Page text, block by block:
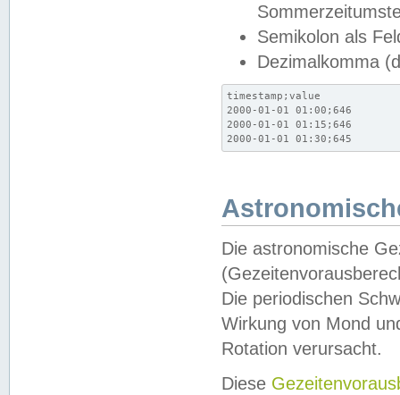
Semikolon als
Dezimalkomma
timestamp;value
2000-01-01 01:00;646
2000-01-01 01:15;646
2000-01-01 01:30;645
Die astronomische
Die periodischen
Wirkung von Mond
Rotation verursacht.
Diese